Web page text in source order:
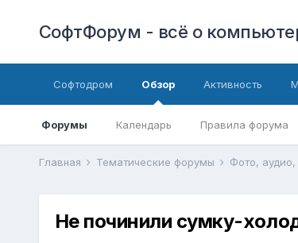
СофтФорум - всё о
Софтодром Обзор
Форумы Календарь Правила форума
Активность
Главная Тематические форумы Фото, аудио,
Не починили сумку-